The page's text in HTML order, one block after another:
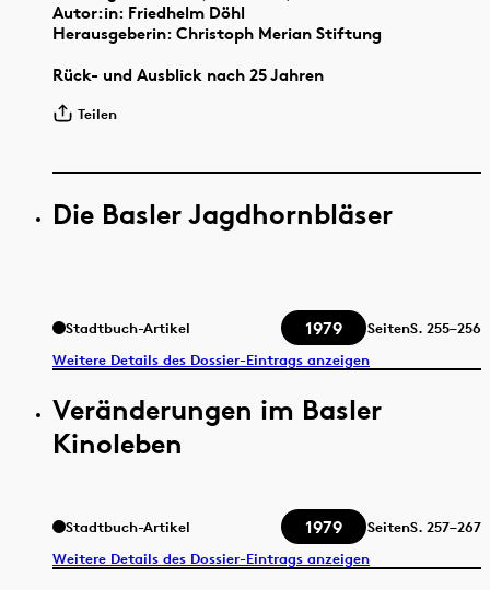
Autor:in: Friedhelm Döhl
Herausgeberin: Christoph Merian Stiftung
Rück- und Ausblick nach 25 Jahren
Teilen
Die Basler Jagdhornbläser
Stadtbuch-Artikel 1979 SeitenS. 255–256
Weitere Details des Dossier-Eintrags anzeigen
Veränderungen im Basler
Kinoleben
Stadtbuch-Artikel 1979 SeitenS. 257–267
Weitere Details des Dossier-Eintrags anzeigen